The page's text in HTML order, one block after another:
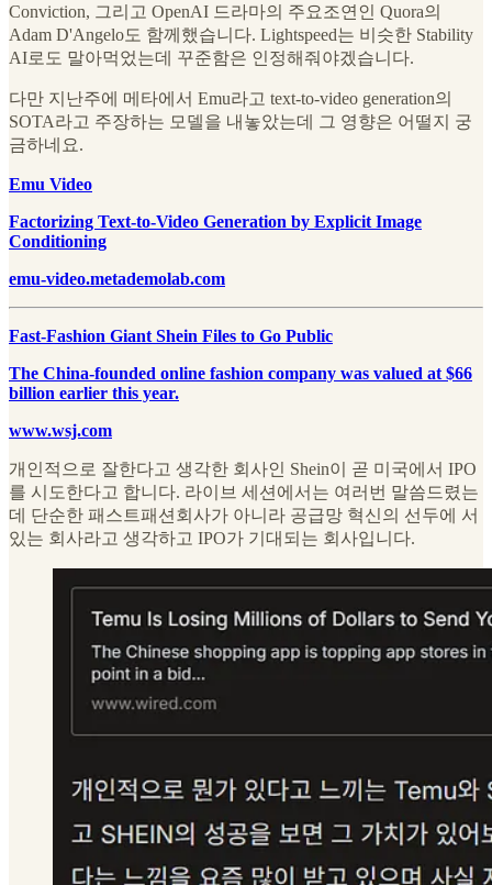
Conviction, 그리고 OpenAI 드라마의 주요조연인 Quora의
Adam D'Angelo도 함께했습니다. Lightspeed는 비슷한 Stability
AI로도 말아먹었는데 꾸준함은 인정해줘야겠습니다.
다만 지난주에 메타에서 Emu라고 text-to-video generation의
SOTA라고 주장하는 모델을 내놓았는데 그 영향은 어떨지 궁
금하네요.
Emu Video
Factorizing Text-to-Video Generation by Explicit Image
Conditioning
emu-video.metademolab.com
Fast-Fashion Giant Shein Files to Go Public
The China-founded online fashion company was valued at $66
billion earlier this year.
www.wsj.com
개인적으로 잘한다고 생각한 회사인 Shein이 곧 미국에서 IPO
를 시도한다고 합니다. 라이브 세션에서는 여러번 말씀드렸는
데 단순한 패스트패션회사가 아니라 공급망 혁신의 선두에 서
있는 회사라고 생각하고 IPO가 기대되는 회사입니다.